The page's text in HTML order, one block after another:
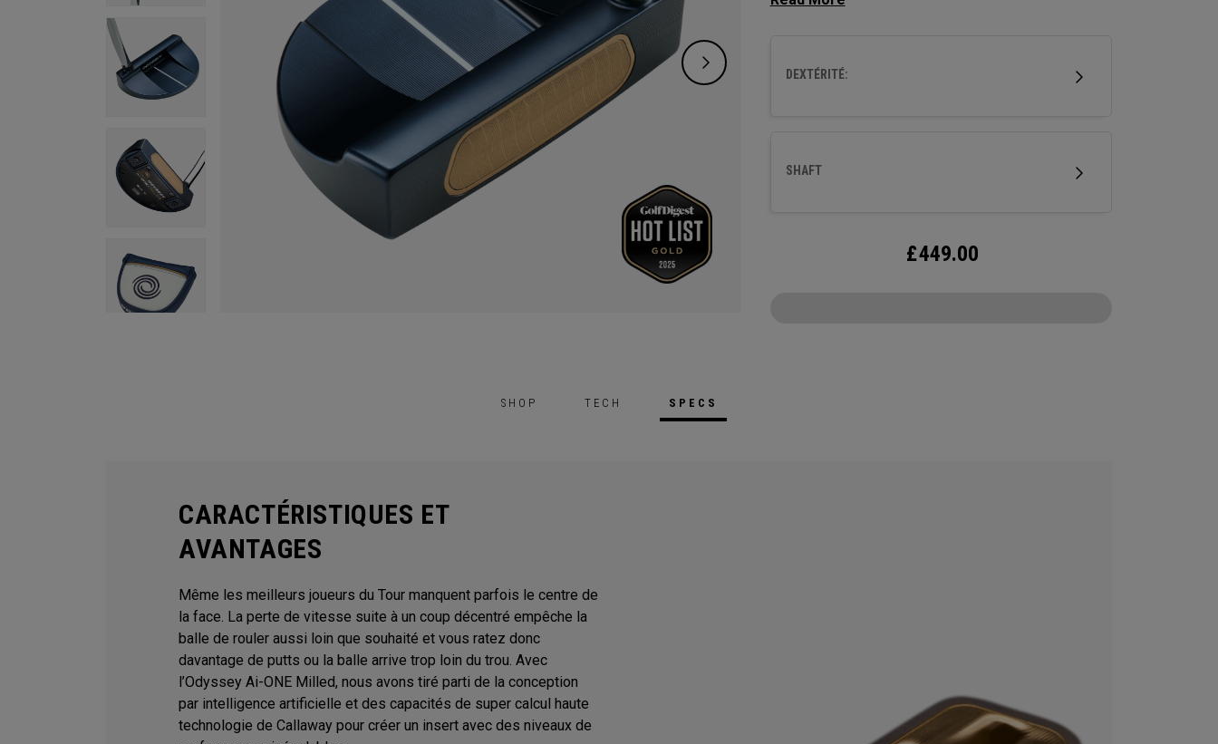
inoxydable est doté de notre insert Ai-ONE en titane
DEXTÉRITÉ:
SHAFT
£449.00
SHOP TECH SPECS
CARACTÉRISTIQUES ET
AVANTAGES
Même les meilleurs joueurs du Tour manquent parfois le centre de
la face. La perte de vitesse suite à un coup décentré empêche la
balle de rouler aussi loin que souhaité et vous ratez donc
davantage de putts ou la balle arrive trop loin du trou. Avec
l’Odyssey Ai-ONE Milled, nous avons tiré parti de la conception
par intelligence artificielle et des capacités de super calcul haute
technologie de Callaway pour créer un insert avec des niveaux de